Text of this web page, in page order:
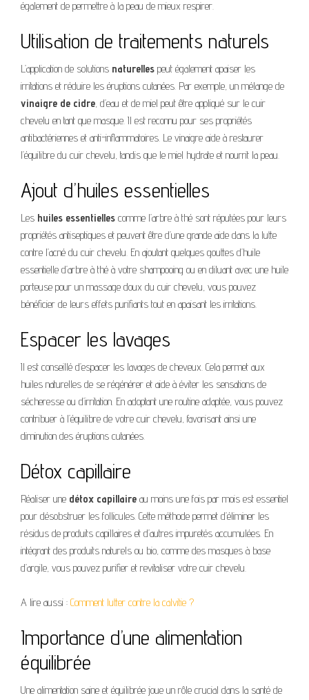
également de permettre à la peau de mieux respirer.
Utilisation de traitements naturels
L’application de solutions naturelles peut également apaiser les
irritations et réduire les éruptions cutanées. Par exemple, un mélange de
vinaigre de cidre, d’eau et de miel peut être appliqué sur le cuir
chevelu en tant que masque. Il est reconnu pour ses propriétés
antibactériennes et anti-inflammatoires. Le vinaigre aide à restaurer
l’équilibre du cuir chevelu, tandis que le miel hydrate et nourrit la peau.
Ajout d’huiles essentielles
Les huiles essentielles comme l’arbre à thé sont réputées pour leurs
propriétés antiseptiques et peuvent être d’une grande aide dans la lutte
contre l’acné du cuir chevelu. En ajoutant quelques gouttes d’huile
essentielle d’arbre à thé à votre shampooing ou en diluant avec une huile
porteuse pour un massage doux du cuir chevelu, vous pouvez
bénéficier de leurs effets purifiants tout en apaisant les irritations.
Espacer les lavages
Il est conseillé d’espacer les lavages de cheveux. Cela permet aux
huiles naturelles de se régénérer et aide à éviter les sensations de
sécheresse ou d’irritation. En adoptant une routine adaptée, vous pouvez
contribuer à l’équilibre de votre cuir chevelu, favorisant ainsi une
diminution des éruptions cutanées.
Détox capillaire
Réaliser une détox capillaire au moins une fois par mois est essentiel
pour désobstruer les follicules. Cette méthode permet d’éliminer les
résidus de produits capillaires et d’autres impuretés accumulées. En
intégrant des produits naturels ou bio, comme des masques à base
d’argile, vous pouvez purifier et revitaliser votre cuir chevelu.
A lire aussi : Comment lutter contre la calvitie ?
Importance d’une alimentation
équilibrée
Une alimentation saine et équilibrée joue un rôle crucial dans la santé de